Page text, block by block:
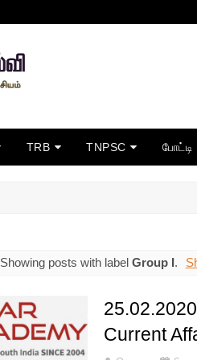
TRB TNPSC
Showing posts with label Group I.
Current